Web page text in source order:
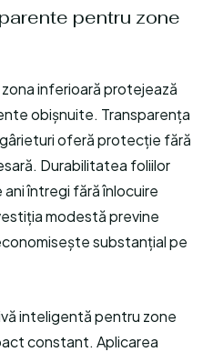
pentru zone
inferioară protejează
obișnuite. Transparența
oferă protecție fără
Durabilitatea foliilor
întregi fără înlocuire
modestă previne
substanțial pe
inteligentă pentru zone
constant. Aplicarea